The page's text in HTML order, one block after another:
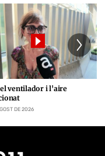
ventilador i l'aire
DE 2026